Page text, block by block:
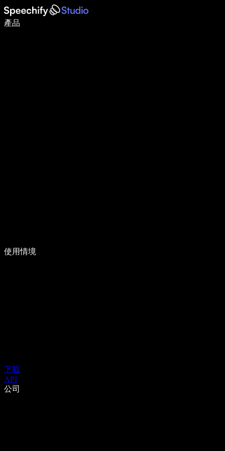
產品
使用語音輸入，寫作速度提升 5 倍
使用情境
下載
API
公司